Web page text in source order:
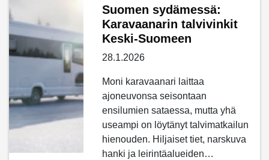
Suomen sydämessä:
Karavaanarin talvivinkit
Keski-Suomeen
28.1.2026
Moni karavaanari laittaa
ajoneuvonsa seisontaan
ensilumien sataessa, mutta yhä
useampi on löytänyt talvimatkailun
hienouden. Hiljaiset tiet, narskuva
hanki ja leirintäalueiden…